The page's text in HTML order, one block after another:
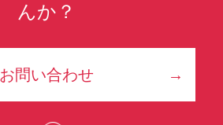
んか？
お問い合わせ